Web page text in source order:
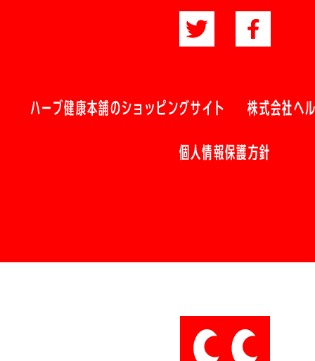
ハーブ健康本舗のショッピングサイト 株式会社ヘ
個人情報保護方針